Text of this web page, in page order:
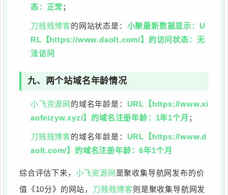
态：正常；
刀贱贱博客的网站状态是： 小聚最新数据显示：U
RL【https://www.daolt.com/】的访问状态：无
法访问
九、两个站域名年龄情况
小飞资源网 的域名年龄是： URL【https://www.xi
aofeizyw.xyz/】的域名注册年龄：1年1个月 ；
刀贱贱博客的域名年龄是： URL【https://www.d
aolt.com/】的域名注册年龄：6年1个月
综合评估下来， 小飞资源网是聚收集导航网发布的价
值《10分》的网站， 刀贱贱博客则是聚收集导航网发